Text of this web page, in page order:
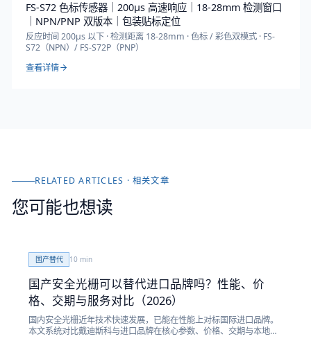
FS-S72 色标传感器｜200μs 高速响应｜18-28mm 检测窗口
｜NPN/PNP 双版本｜包装贴标定位
反应时间 200μs 以下 · 检测距离 18-28mm · 色标 / 彩色双模式 · FS-
S72（NPN）/ FS-S72P（PNP）
查看详情
RELATED ARTICLES · 相关文章
您可能也想读
国产替代 10 min
国产安全光栅可以替代进口品牌吗？性能、价
格、交期与服务对比（2026）
国内安全光栅近年技术快速发展，已能在性能上对标国际进口品牌。
本文系统对比戴迪斯科与进口品牌在核心参数、价格、交期与本地服